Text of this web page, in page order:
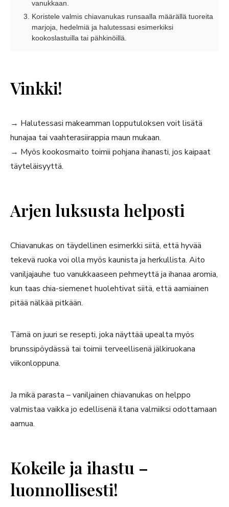
vanukkaan.
Koristele valmis chiavanukas runsaalla määrällä tuoreita
marjoja, hedelmiä ja halutessasi esimerkiksi
kookoslastuilla tai pähkinöillä.
Vinkki!
→ Halutessasi makeamman lopputuloksen voit lisätä
hunajaa tai vaahterasiirappia maun mukaan.
→ Myös kookosmaito toimii pohjana ihanasti, jos kaipaat
täyteläisyyttä.
Arjen luksusta helposti
Chiavanukas on täydellinen esimerkki siitä, että hyvää
tekevä ruoka voi olla myös kaunista ja herkullista. Aito
vaniljajauhe tuo vanukkaaseen pehmeyttä ja ihanaa aromia,
kun taas chia-siemenet huolehtivat siitä, että aamiainen
pitää nälkää pitkään.
Tämä on juuri se resepti, joka näyttää upealta myös
brunssipöydässä tai toimii terveellisenä jälkiruokana
viikonloppuna.
Ja mikä parasta – vaniljainen chiavanukas on helppo
valmistaa vaikka jo edellisenä iltana valmiiksi odottamaan
aamua.
Kokeile ja ihastu –
luonnollisesti!